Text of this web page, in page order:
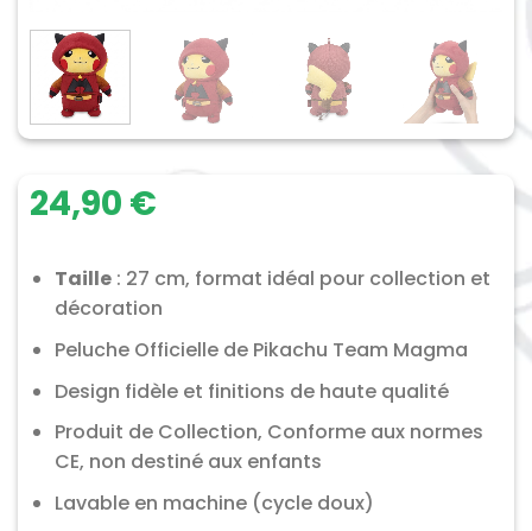
24,90 €
Taille: 27 cm, format idéal pour collection et
décoration
Peluche Officielle de Pikachu Team Magma
Design fidèle et finitions de haute qualité
Produit de Collection, Conforme aux normes
CE, non destiné aux enfants
Lavable en machine (cycle doux)